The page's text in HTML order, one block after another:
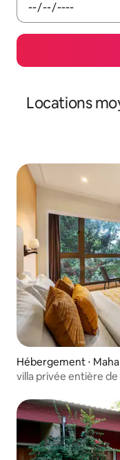
Locations
Hébergement ⋅
villa privée entière